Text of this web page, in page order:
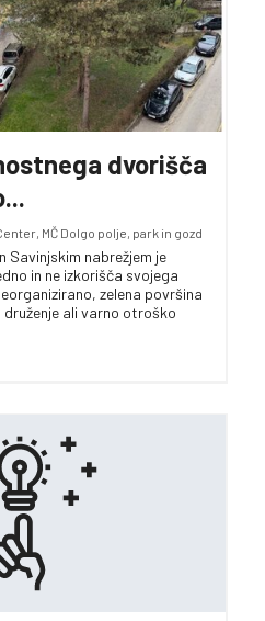
dvorišča
MČ Dolgo polje, park in gozd
Savinjskim nabrežjem je
in ne izkorišča svojega
zelena površina
ali varno otroško